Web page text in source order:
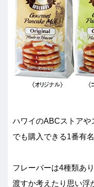
ハワイのABCストアや
でも購入できる1番有
フレーバーは4種類あ
渡すか考えたり思い浮